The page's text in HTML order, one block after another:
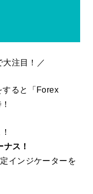
大注目！／
すると「Forex
ス！
インジケーターを